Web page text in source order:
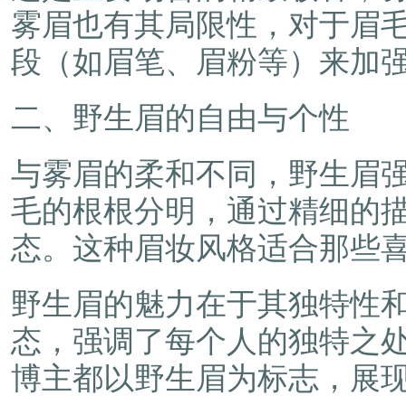
雾眉也有其局限性，对于眉
段（如眉笔、眉粉等）来加
二、野生眉的自由与个性
与雾眉的柔和不同，野生眉
毛的根根分明，通过精细的
态。这种眉妆风格适合那些
野生眉的魅力在于其独特性
态，强调了每个人的独特之
博主都以野生眉为标志，展